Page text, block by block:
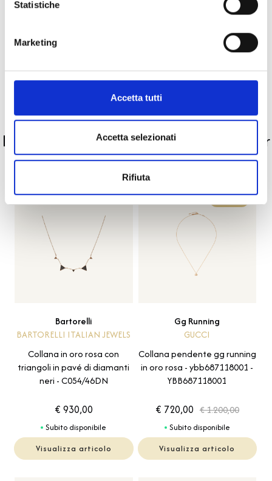
Statistiche
Marketing
Accetta tutti
Accetta selezionati
Rifiuta
Per
PRODOTTI SIMILI
La nostra selezione di prodotti scelti per
te
Bartorelli
BARTORELLI ITALIAN JEWELS
Collana in oro rosa con
triangoli in pavé di diamanti
neri - C054/46DN
€ 930,00
Subito disponibile
Visualizza articolo
Gg Running
GUCCI
Collana pendente gg running
in oro rosa - ybb687118001 -
YBB687118001
€ 720,00 € 1.200,00
Subito disponibile
Visualizza articolo